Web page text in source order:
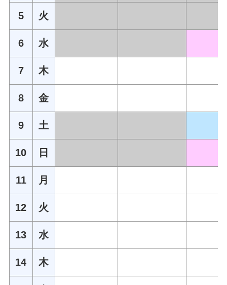
5 火
6 水
7 木
8 金
9 土
10 日
11 月
12 火
13 水
14 木